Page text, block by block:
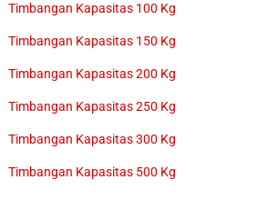
Timbangan Kapasitas 100 Kg
Timbangan Kapasitas 150 Kg
Timbangan Kapasitas 200 Kg
Timbangan Kapasitas 250 Kg
Timbangan Kapasitas 300 Kg
Timbangan Kapasitas 500 Kg